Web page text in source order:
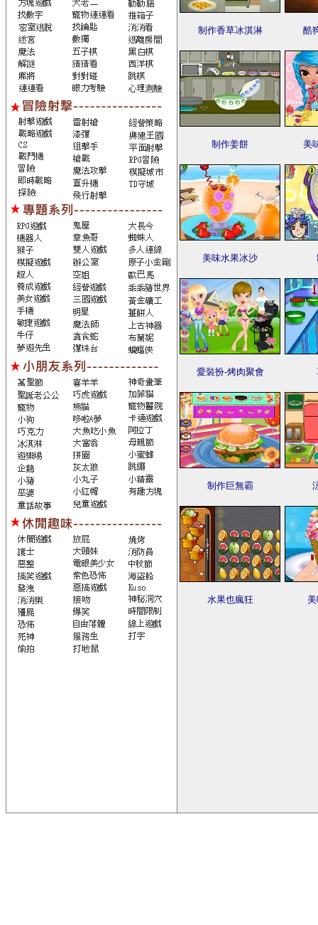
制作香草冰淇淋 酷
制作姜餅 美
美味水果冰沙
愛裝扮-烤肉聚會
制作巨無霸
水果也瘋狂